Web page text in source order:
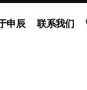
申辰 联系我们